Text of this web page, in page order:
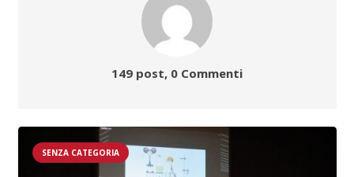
149 post, 0 Commenti
SENZA CATEGORIA